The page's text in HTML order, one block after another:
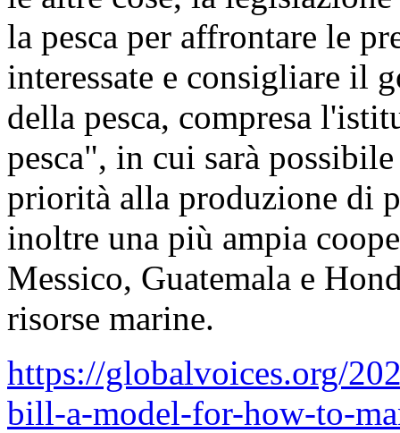
la pesca per affrontare le
interessate e consigliare il
della pesca, compresa
pesca", in cui sarà
priorità alla produzione di
inoltre una più ampia
Messico, Guatemala e
risorse marine.
https://globalvoices.org/
bill-a-model-for-how-to-